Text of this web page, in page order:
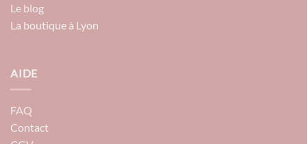
Le blog
La boutique à Lyon
AIDE
FAQ
Contact